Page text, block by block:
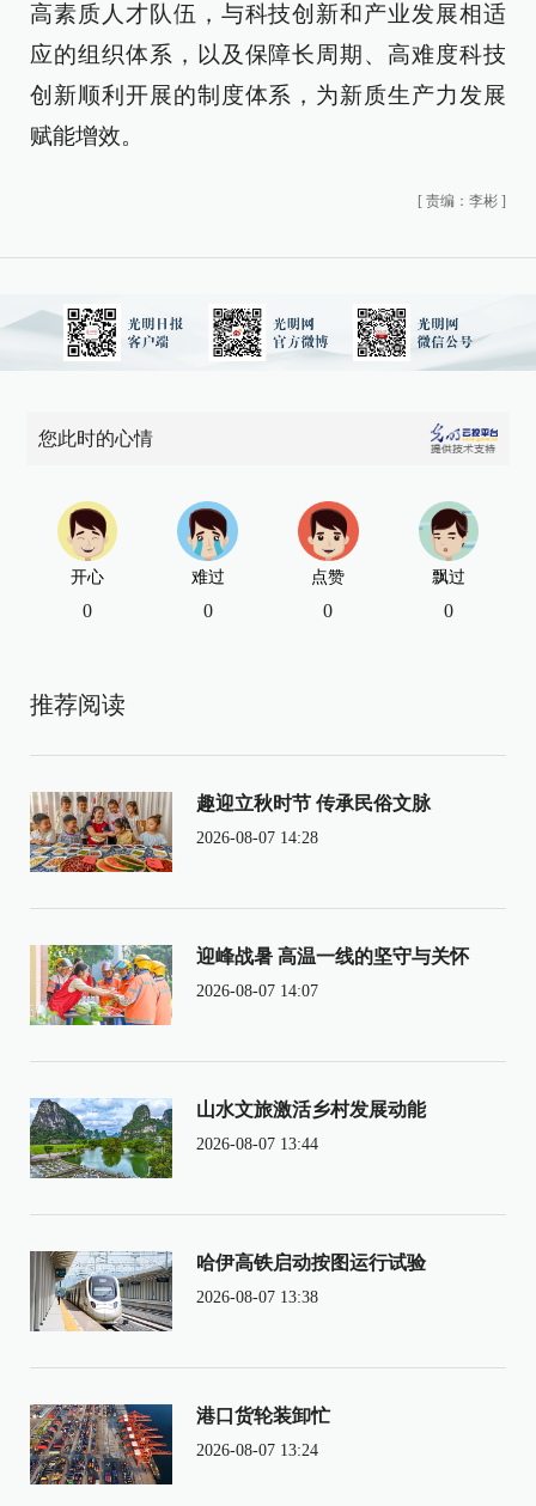
高素质人才队伍，与科技创新和产业发展相适
应的组织体系，以及保障长周期、高难度科技
创新顺利开展的制度体系，为新质生产力发展
赋能增效。
[ 责编：李彬 ]
您此时的心情
开心
0
难过
0
点赞
0
飘过
0
推荐阅读
趣迎立秋时节 传承民俗文脉
2026-08-07 14:28
迎峰战暑 高温一线的坚守与关怀
2026-08-07 14:07
山水文旅激活乡村发展动能
2026-08-07 13:44
哈伊高铁启动按图运行试验
2026-08-07 13:38
港口货轮装卸忙
2026-08-07 13:24